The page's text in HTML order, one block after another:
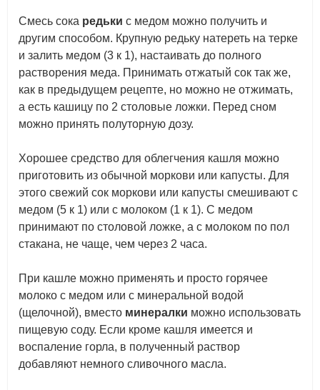
Смесь сока редьки с медом можно получить и
другим способом. Крупную редьку натереть на терке
и залить медом (3 к 1), настаивать до полного
растворения меда. Принимать отжатый сок так же,
как в предыдущем рецепте, но можно не отжимать,
а есть кашицу по 2 столовые ложки. Перед сном
можно принять полуторную дозу.
Хорошее средство для облегчения кашля можно
приготовить из обычной моркови или капусты. Для
этого свежий сок моркови или капусты смешивают с
медом (5 к 1) или с молоком (1 к 1). С медом
принимают по столовой ложке, а с молоком по пол
стакана, не чаще, чем через 2 часа.
При кашле можно применять и просто горячее
молоко с медом или с минеральной водой
(щелочной), вместо минералки можно использовать
пищевую соду. Если кроме кашля имеется и
воспаление горла, в полученный раствор
добавляют немного сливочного масла.